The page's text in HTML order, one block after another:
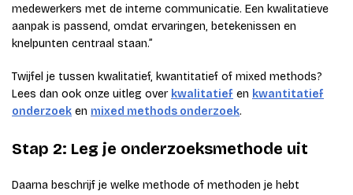
medewerkers met de interne communicatie. Een kwalitatieve
aanpak is passend, omdat ervaringen, betekenissen en
knelpunten centraal staan.”
Twijfel je tussen kwalitatief, kwantitatief of mixed methods?
Lees dan ook onze uitleg over kwalitatief en kwantitatief
onderzoek en mixed methods onderzoek.
Stap 2: Leg je onderzoeksmethode uit
Daarna beschrijf je welke methode of methoden je hebt